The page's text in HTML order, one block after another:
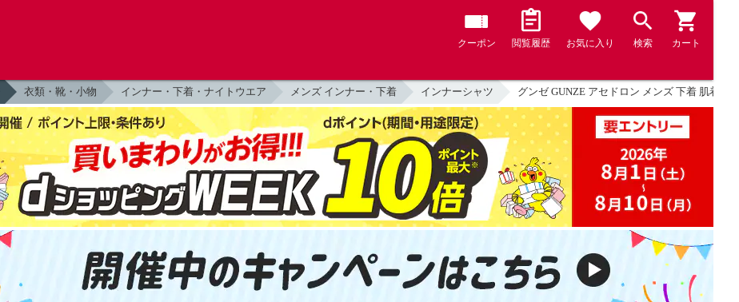
クーポン 閲覧履歴 お気に入り 検索 カート
衣類・靴・小物 インナー・下着・ナイトウエア メンズ インナー・下着 インナーシャツ グンゼ GUNZE アセドロン メンズ 下着 肌着